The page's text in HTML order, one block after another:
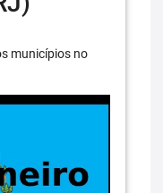
municípios no